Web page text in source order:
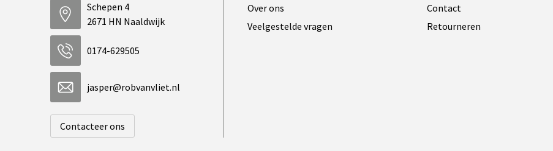
Schepen 4
2671 HN Naaldwijk
0174-629505
jasper@robvanvliet.nl
Contacteer ons
Over ons
Veelgestelde vragen
Contact
Retourneren